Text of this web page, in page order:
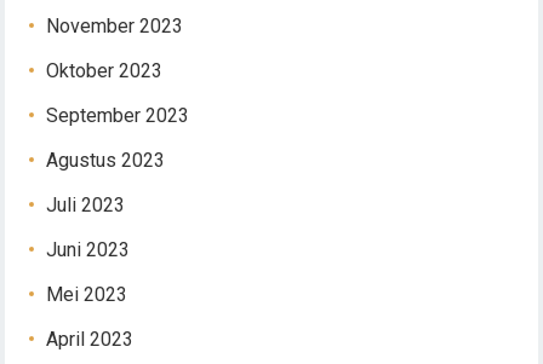
November 2023
Oktober 2023
September 2023
Agustus 2023
Juli 2023
Juni 2023
Mei 2023
April 2023